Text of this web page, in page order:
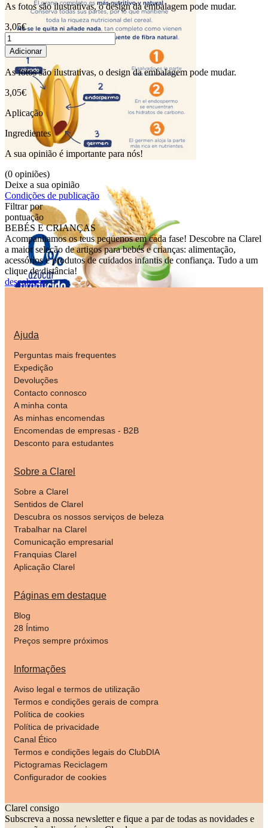
As fotos são ilustrativas, o design da embalagem pode mudar.
3,05€
Adicionar
As fotos são ilustrativas, o design da embalagem pode mudar.
3,05€
Aplicação
Ingredientes
A sua opinião é importante para nós!
(0 opiniões)
Deixe a sua opinião
Condições de publicação
Filtrar por
pontuação
BEBÉS E CRIANÇAS
Acompanhamos os teus pequenos em cada fase! Descobre na Clarel
a maior seleção de artigos para bebés e crianças: alimentação,
acessórios e produtos de cuidados infantis de confiança. Tudo a um
clique de distância!
descobre-o
Ajuda
Perguntas mais frequentes
Expedição
Devoluções
Contacto connosco
A minha conta
As minhas encomendas
Encomendas de empresas - B2B
Desconto para estudantes
Sobre a Clarel
Sobre a Clarel
Sentidos de Clarel
Descubra os nossos serviços de beleza
Trabalhar na Clarel
Comunicação empresarial
Franquias Clarel
Aplicação Clarel
Páginas em destaque
Blog
28 Íntimo
Preços sempre próximos
Informações
Aviso legal e termos de utilização
Termos e condições gerais de compra
Política de cookies
Política de privacidade
Canal Ético
Termos e condições legais do ClubDIA
Pictogramas Reciclagem
Configurador de cookies
Clarel consigo
Subscreva a nossa newsletter e fique a par de todas as novidades e